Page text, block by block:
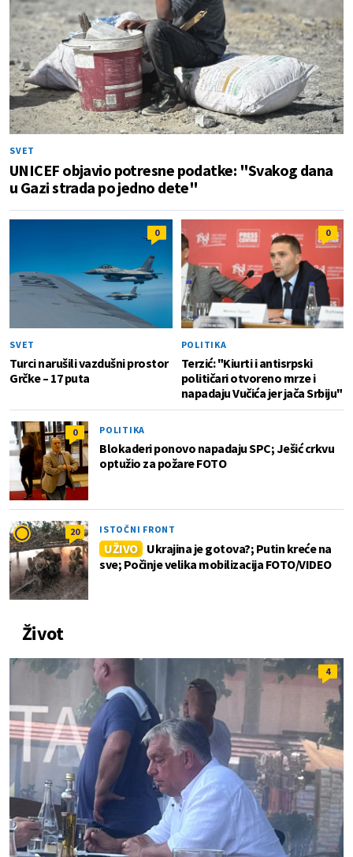
SVET
UNICEF objavio potresne podatke: "Svakog dana
u Gazi strada po jedno dete"
0
SVET
Turci narušili vazdušni prostor
Grčke – 17 puta
0
POLITIKA
Terzić: "Kiurti i antisrpski
političari otvoreno mrze i
napadaju Vučića jer jača Srbiju"
0 POLITIKA
Blokaderi ponovo napadaju SPC; Ješić crkvu
optužio za požare FOTO
20 ISTOČNI FRONT
UŽIVO
Ukrajina je gotova?; Putin kreće na
sve; Počinje velika mobilizacija FOTO/VIDEO
Život
4